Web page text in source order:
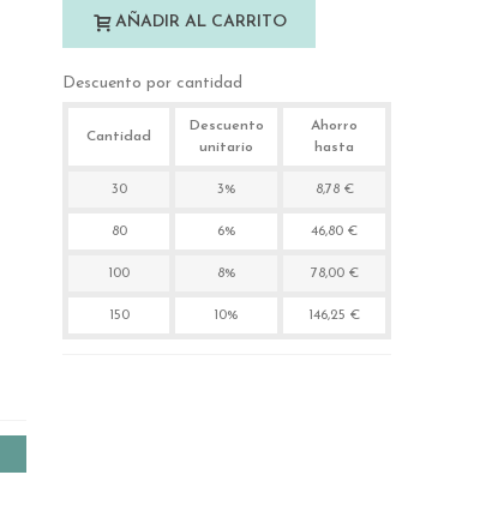
AÑADIR AL CARRITO
Descuento por cantidad
Cantidad
Descuento
unitario
Ahorro
hasta
30 3% 8,78 €
80 6% 46,80 €
100 8% 78,00 €
150 10% 146,25 €